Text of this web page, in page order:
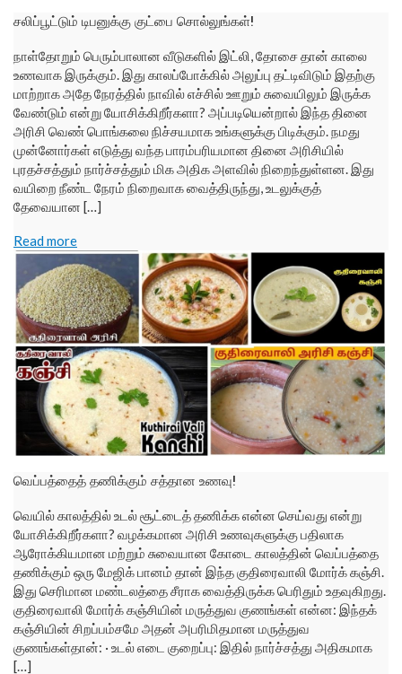
சலிப்பூட்டும் டிபனுக்கு குட்பை சொல்லுங்கள்!
நாள்தோறும் பெரும்பாலான வீடுகளில் இட்லி, தோசை தான் காலை
உணவாக இருக்கும். இது காலப்போக்கில் அலுப்பு தட்டிவிடும் இதற்கு
மாற்றாக அதே நேரத்தில் நாவில் எச்சில் ஊறும் சுவையிலும் இருக்க
வேண்டும் என்று யோசிக்கிறீர்களா? அப்படியென்றால் இந்த தினை
அரிசி வெண் பொங்கலை நிச்சயமாக உங்களுக்கு பிடிக்கும். நமது
முன்னோர்கள் எடுத்து வந்த பாரம்பரியமான தினை அரிசியில்
புரதச்சத்தும் நார்ச்சத்தும் மிக அதிக அளவில் நிறைந்துள்ளன. இது
வயிறை நீண்ட நேரம் நிறைவாக வைத்திருந்து, உடலுக்குத்
தேவையான […]
Read more
வெப்பத்தைத் தணிக்கும் சத்தான உணவு!
வெயில் காலத்தில் உடல் சூட்டைத் தணிக்க என்ன செய்வது என்று
யோசிக்கிறீர்களா? வழக்கமான அரிசி உணவுகளுக்கு பதிலாக
ஆரோக்கியமான மற்றும் சுவையான கோடை காலத்தின் வெப்பத்தை
தணிக்கும் ஒரு மேஜிக் பானம் தான் இந்த குதிரைவாலி மோர்க் கஞ்சி.
இது செரிமான மண்டலத்தை சீராக வைத்திருக்க பெரிதும் உதவுகிறது.
குதிரைவாலி மோர்க் கஞ்சியின் மருத்துவ குணங்கள் என்ன: இந்தக்
கஞ்சியின் சிறப்பம்சமே அதன் அபரிமிதமான மருத்துவ
குணங்கள்தான்: · உடல் எடை குறைப்பு: இதில் நார்ச்சத்து அதிகமாக
[…]